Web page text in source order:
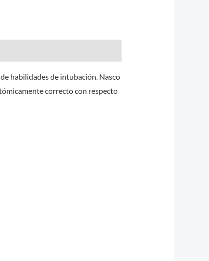
habilidades de intubación. Nasco
correcto con respecto